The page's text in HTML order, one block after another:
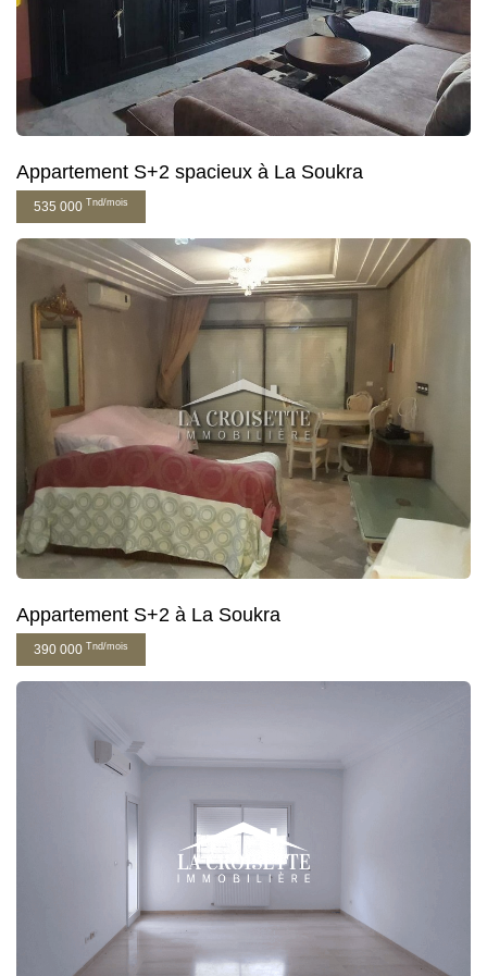
Appartement S+2 spacieux à La Soukra
535 000 Tnd/mois
Appartement S+2 à La Soukra
390 000 Tnd/mois